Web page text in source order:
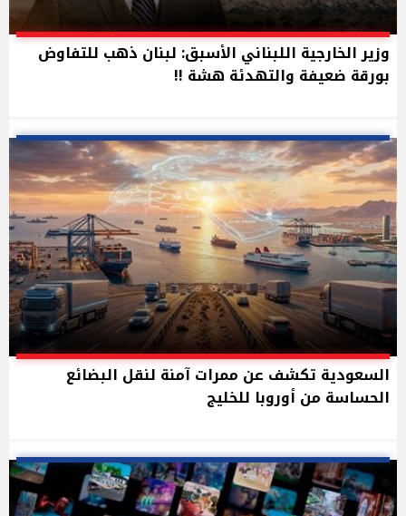
وزير الخارجية اللبناني الأسبق: لبنان ذهب للتفاوض
بورقة ضعيفة والتهدئة هشة !!
السعودية تكشف عن ممرات آمنة لنقل البضائع
الحساسة من أوروبا للخليج